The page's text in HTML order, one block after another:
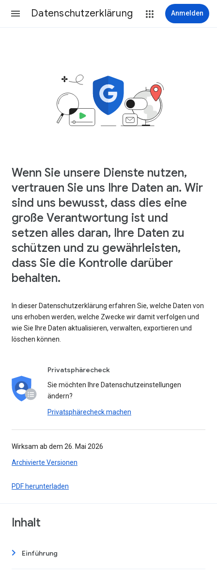
Datenschutzerklärung Anmelden
Wenn Sie unsere Dienste nutzen,
vertrauen Sie uns Ihre Daten an. Wir
sind uns bewusst, dass dies eine
große Verantwortung ist und
setzen alles daran, Ihre Daten zu
schützen und zu gewährleisten,
dass Sie die Kontrolle darüber
behalten.
In dieser Datenschutzerklärung erfahren Sie, welche Daten von
uns erhoben werden, welche Zwecke wir damit verfolgen und
wie Sie Ihre Daten aktualisieren, verwalten, exportieren und
löschen können.
Privatsphärecheck
Sie möchten Ihre Datenschutzeinstellungen
ändern?
Privatsphärecheck machen
Wirksam ab dem 26. Mai 2026
Archivierte Versionen
PDF herunterladen
Inhalt
Einführung